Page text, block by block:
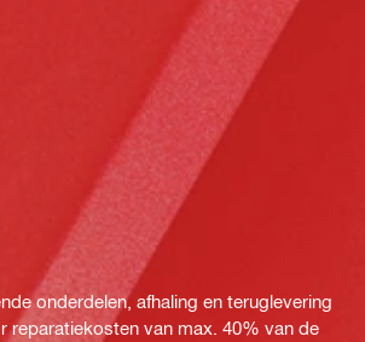
onderdelen, afhaling en teruglevering
reparatiekosten van max. 40% van de